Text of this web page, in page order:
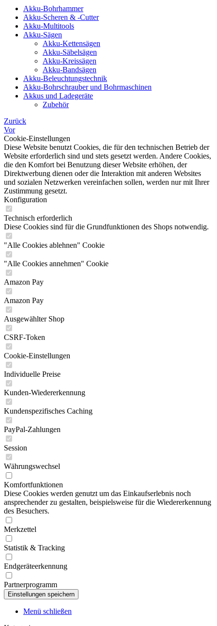
Akku-Bohrhammer
Akku-Scheren & -Cutter
Akku-Multitools
Akku-Sägen
Akku-Kettensägen
Akku-Säbelsägen
Akku-Kreissägen
Akku-Bandsägen
Akku-Beleuchtungstechnik
Akku-Bohrschrauber und Bohrmaschinen
Akkus und Ladegeräte
Zubehör
Zurück
Vor
Cookie-Einstellungen
Diese Website benutzt Cookies, die für den technischen Betrieb der
Website erforderlich sind und stets gesetzt werden. Andere Cookies,
die den Komfort bei Benutzung dieser Website erhöhen, der
Direktwerbung dienen oder die Interaktion mit anderen Websites
und sozialen Netzwerken vereinfachen sollen, werden nur mit Ihrer
Zustimmung gesetzt.
Konfiguration
Technisch erforderlich
Diese Cookies sind für die Grundfunktionen des Shops notwendig.
"Alle Cookies ablehnen" Cookie
"Alle Cookies annehmen" Cookie
Amazon Pay
Amazon Pay
Ausgewählter Shop
CSRF-Token
Cookie-Einstellungen
Individuelle Preise
Kunden-Wiedererkennung
Kundenspezifisches Caching
PayPal-Zahlungen
Session
Währungswechsel
Komfortfunktionen
Diese Cookies werden genutzt um das Einkaufserlebnis noch
ansprechender zu gestalten, beispielsweise für die Wiedererkennung
des Besuchers.
Merkzettel
Statistik & Tracking
Endgeräteerkennung
Partnerprogramm
Menü schließen